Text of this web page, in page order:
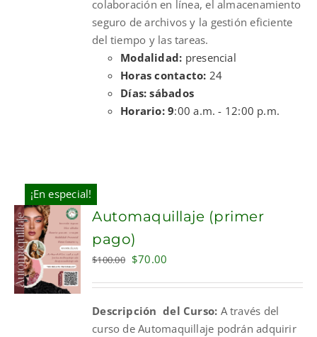
colaboración en línea, el almacenamiento
seguro de archivos y la gestión eficiente
del tiempo y las tareas.
Modalidad: presencial
Horas contacto: 24
Días: sábados
Horario: 9:00 a.m. - 12:00 p.m.
¡En especial!
CART
Automaquillaje (primer
pago)
$100.00 Original
$100.00.
$70.00
$70.00.
Descripción del Curso: A través del
curso de Automaquillaje podrán adquirir